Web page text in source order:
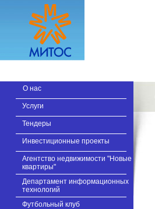
О нас
Услуги
Тендеры
Инвестиционные проекты
Агентство недвижимости "Новые
квартиры"
Департамент информационных
технологий
Футбольный клуб